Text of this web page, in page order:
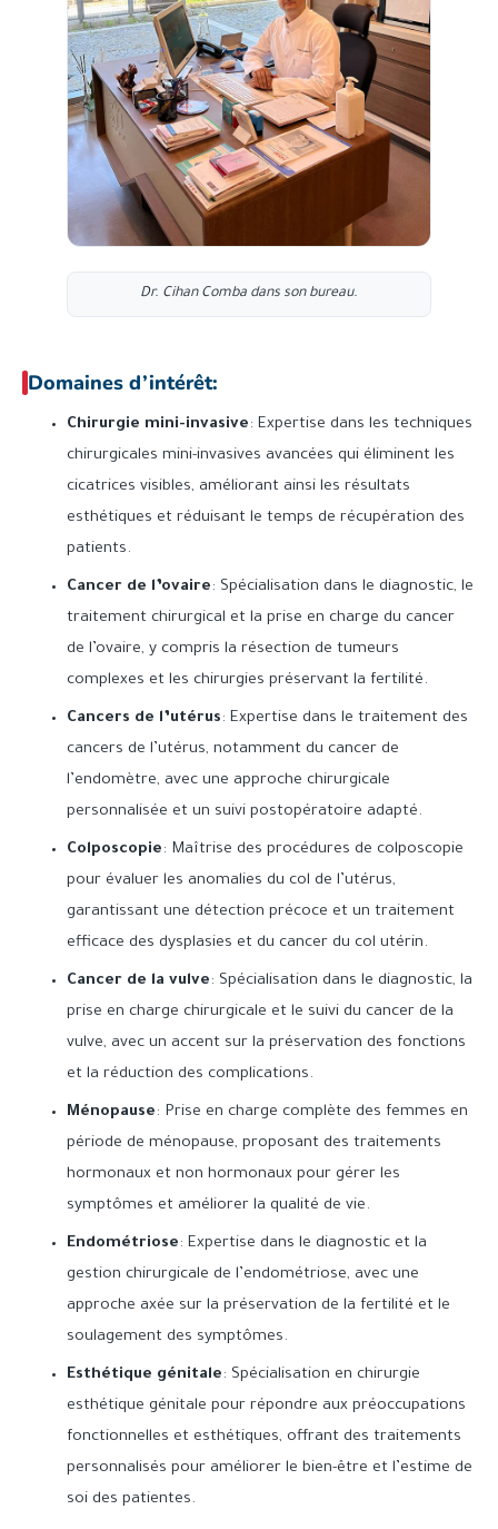
Dr. Cihan Comba dans son bureau.
Domaines d’intérêt:
Chirurgie mini-invasive: Expertise dans les techniques
chirurgicales mini-invasives avancées qui éliminent les
cicatrices visibles, améliorant ainsi les résultats
esthétiques et réduisant le temps de récupération des
patients.
Cancer de l’ovaire: Spécialisation dans le diagnostic, le
traitement chirurgical et la prise en charge du cancer
de l’ovaire, y compris la résection de tumeurs
complexes et les chirurgies préservant la fertilité.
Cancers de l’utérus: Expertise dans le traitement des
cancers de l’utérus, notamment du cancer de
l’endomètre, avec une approche chirurgicale
personnalisée et un suivi postopératoire adapté.
Colposcopie: Maîtrise des procédures de colposcopie
pour évaluer les anomalies du col de l’utérus,
garantissant une détection précoce et un traitement
efficace des dysplasies et du cancer du col utérin.
Cancer de la vulve: Spécialisation dans le diagnostic, la
prise en charge chirurgicale et le suivi du cancer de la
vulve, avec un accent sur la préservation des fonctions
et la réduction des complications.
Ménopause: Prise en charge complète des femmes en
période de ménopause, proposant des traitements
hormonaux et non hormonaux pour gérer les
symptômes et améliorer la qualité de vie.
Endométriose: Expertise dans le diagnostic et la
gestion chirurgicale de l’endométriose, avec une
approche axée sur la préservation de la fertilité et le
soulagement des symptômes.
Esthétique génitale: Spécialisation en chirurgie
esthétique génitale pour répondre aux préoccupations
fonctionnelles et esthétiques, offrant des traitements
personnalisés pour améliorer le bien-être et l’estime de
soi des patientes.